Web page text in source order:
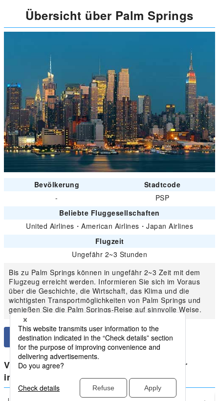
Übersicht über Palm Springs
Bevölkerung
Stadtcode
-
PSP
Beliebte Fluggesellschaften
United Airlines ・ American Airlines ・ Japan Airlines
Flugzeit
Ungefähr 2~3 Stunden
Bis zu Palm Springs können in ungefähr 2~3 Zeit mit dem
Flugzeug erreicht werden. Informieren Sie sich im Voraus
über die Geschichte, die Wirtschaft, das Klima und die
wichtigsten Transportmöglichkeiten von Palm Springs und
genießen Sie die Palm Springs-Reise auf sinnvolle Weise.
Vergleichen Sie die niedrigsten Preise für
inländische Amerika von Palm Springs
Los Angeles Palm Springs(PSP)